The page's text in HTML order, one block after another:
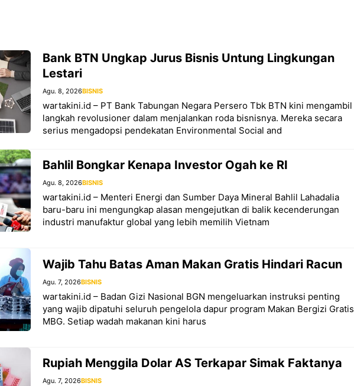
Bank BTN Ungkap Jurus Bisnis Untung Lingkungan
Lestari
Agu. 8, 2026BISNIS
wartakini.id – PT Bank Tabungan Negara Persero Tbk BTN kini mengambil
langkah revolusioner dalam menjalankan roda bisnisnya. Mereka secara
serius mengadopsi pendekatan Environmental Social and
Bahlil Bongkar Kenapa Investor Ogah ke RI
Agu. 8, 2026BISNIS
wartakini.id – Menteri Energi dan Sumber Daya Mineral Bahlil Lahadalia
baru-baru ini mengungkap alasan mengejutkan di balik kecenderungan
industri manufaktur global yang lebih memilih Vietnam
Wajib Tahu Batas Aman Makan Gratis Hindari Racun
Agu. 7, 2026BISNIS
wartakini.id – Badan Gizi Nasional BGN mengeluarkan instruksi penting
yang wajib dipatuhi seluruh pengelola dapur program Makan Bergizi Gratis
MBG. Setiap wadah makanan kini harus
Rupiah Menggila Dolar AS Terkapar Simak Faktanya
Agu. 7, 2026BISNIS